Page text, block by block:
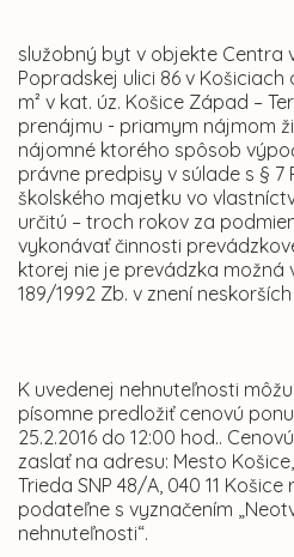
služobný byt v objekte Centra
Popradskej ulici 86 v Košiciach
m² v kat. úz. Košice Západ –
prenájmu - priamym nájmom
nájomné ktorého spôsob
právne predpisy v súlade s § 7
školského majetku vo
určitú – troch rokov za
vykonávať činnosti
ktorej nie je prevádzka možná
189/1992 Zb. v znení
K uvedenej nehnuteľnosti
písomne predložiť cenovú
25.2.2016 do 12:00 hod..
zaslať na adresu: Mesto
Trieda SNP 48/A, 040 11
podateľne s vyznačením
nehnuteľnosti“.